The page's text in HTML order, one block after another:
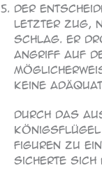
Der
letzter Zug,
Schlag. Er
Angriff auf
keine
Durch das
Königsflügel
Figuren zu
sicherte sich